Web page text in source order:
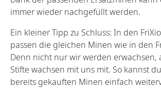
immer wieder nachgefüllt werden.
Ein kleiner Tipp zu Schluss: In den
passen die gleichen Minen wie in den
Denn nicht nur wir werden erwachsen,
Stifte wachsen mit uns mit. So kannst
bereits gekauften Minen einfach